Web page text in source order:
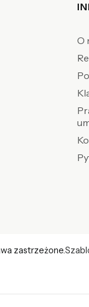
O
zastrzeżone.